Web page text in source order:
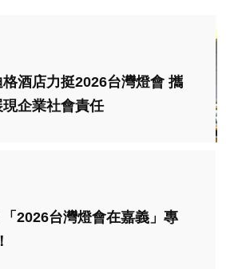
酒店力挺2026台灣燈會 攜
企業社會責任
2026台灣燈會在嘉義」專